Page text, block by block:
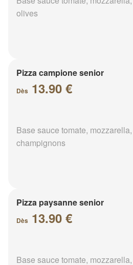
olives
Pizza campione senior
Dès 13.90 €
Base sauce tomate,
champignons
Pizza paysanne senior
Dès 13.90 €
Base sauce tomate,